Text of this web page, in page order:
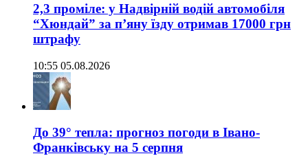
2,3 проміле: у Надвірній водій автомобіля
“Хюндай” за п’яну їзду отримав 17000 грн
штрафу
10:55 05.08.2026
До 39° тепла: прогноз погоди в Івано-
Франківську на 5 серпня